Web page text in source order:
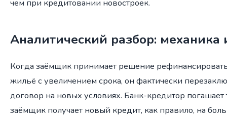
чем при кредитовании новостроек.
Аналитический разбор: механика
Когда заёмщик принимает решение
жильё с увеличением срока, он фактически
договор на новых условиях. Банк-кредитор
заёмщик получает новый кредит, как правило, на